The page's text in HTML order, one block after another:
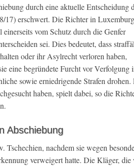
durch eine aktuelle Entscheidung
erschwert. Die Richter in
vom Schutz durch die Genfer
sei. Dies bedeutet, dass
oder ihr Asylrecht verloren haben,
eine begründete Furcht vor Verfolgung
sowie erniedrigende Strafen drohen.
haben, spielt dabei, so die
Abschiebung
nachdem sie wegen
verweigert hatte. Die Kläger, die